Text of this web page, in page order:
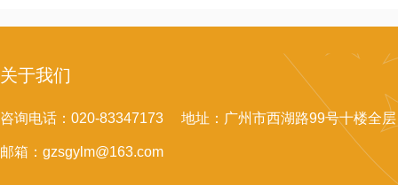
关于我们
咨询电话：020-83347173 地址：广州市西湖路99号十楼全层
邮箱：gzsgylm@163.com